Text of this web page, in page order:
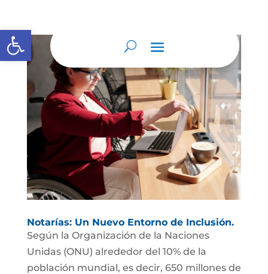
Abrir barra de herramientas
Notarías: Un Nuevo Entorno de Inclusión.
Según la Organización de la Naciones
Unidas (ONU) alrededor del 10% de la
población mundial, es decir, 650 millones de